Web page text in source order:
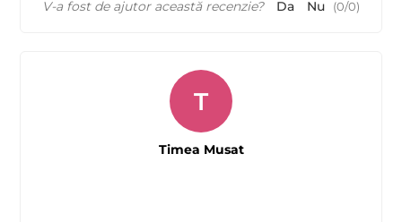
V-a fost de ajutor această recenzie? Da Nu (0/0)
T
Timea Musat